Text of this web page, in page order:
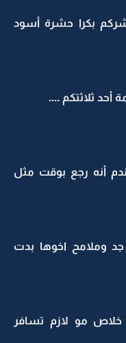
بكرا حشرة أسود
ثلاثتكم ....
أنه رجع بوقت مثل
وملامح اخوها بدت
خلاص مو لازم تسافر